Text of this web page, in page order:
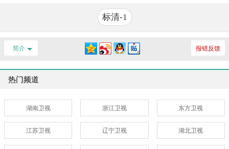
标清-1
简介 报错反馈
热门频道
湖南卫视 浙江卫视 东方卫视
江苏卫视 辽宁卫视 湖北卫视